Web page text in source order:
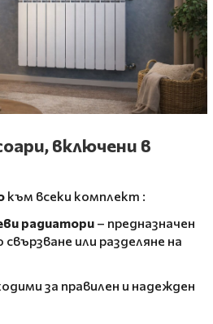
включени в
към всеки комплект :
радиатори – предназначен
свързване или разделяне на
за правилен и надежден